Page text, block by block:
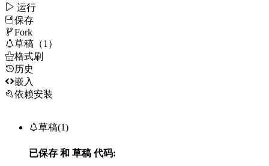
 运行
保存
Fork
草稿（1）
格式刷
历史
嵌入
依赖安装
草稿(1)
已保存 和 草稿代码: